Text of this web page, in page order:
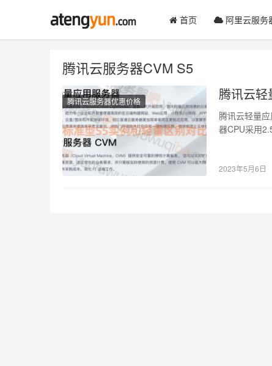
首页 阿里云服务
腾讯云服务器CVM S5
腾讯云服务器优惠价格 腾讯云轻
腾讯云轻量
器CPU采用
2023年5月6日